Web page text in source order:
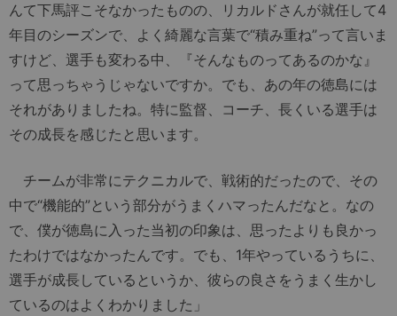
んて下馬評こそなかったものの、リカルドさんが就任して4
年目のシーズンで、よく綺麗な言葉で“積み重ね”って言いま
すけど、選手も変わる中、『そんなものってあるのかな』
って思っちゃうじゃないですか。でも、あの年の徳島には
それがありましたね。特に監督、コーチ、長くいる選手は
その成長を感じたと思います。
チームが非常にテクニカルで、戦術的だったので、その
中で“機能的”という部分がうまくハマったんだなと。なの
で、僕が徳島に入った当初の印象は、思ったよりも良かっ
たわけではなかったんです。でも、1年やっているうちに、
選手が成長しているというか、彼らの良さをうまく生かし
ているのはよくわかりました」